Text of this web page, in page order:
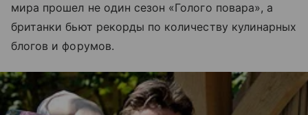
мира прошел не один сезон «Голого повара», а
британки бьют рекорды по количеству кулинарных
блогов и форумов.